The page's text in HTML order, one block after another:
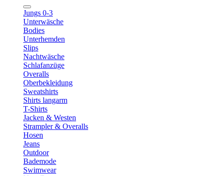
Jungs 0-3
Unterwäsche
Bodies
Unterhemden
Slips
Nachtwäsche
Schlafanzüge
Overalls
Oberbekleidung
Sweatshirts
Shirts langarm
T-Shirts
Jacken & Westen
Strampler & Overalls
Hosen
Jeans
Outdoor
Bademode
Swimwear